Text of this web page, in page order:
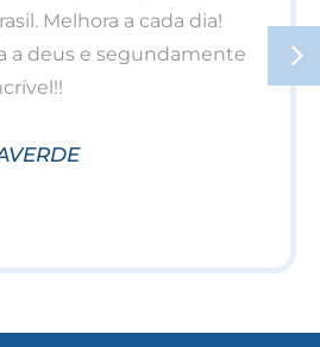
Melhora a cada dia!
a deus e segundamente